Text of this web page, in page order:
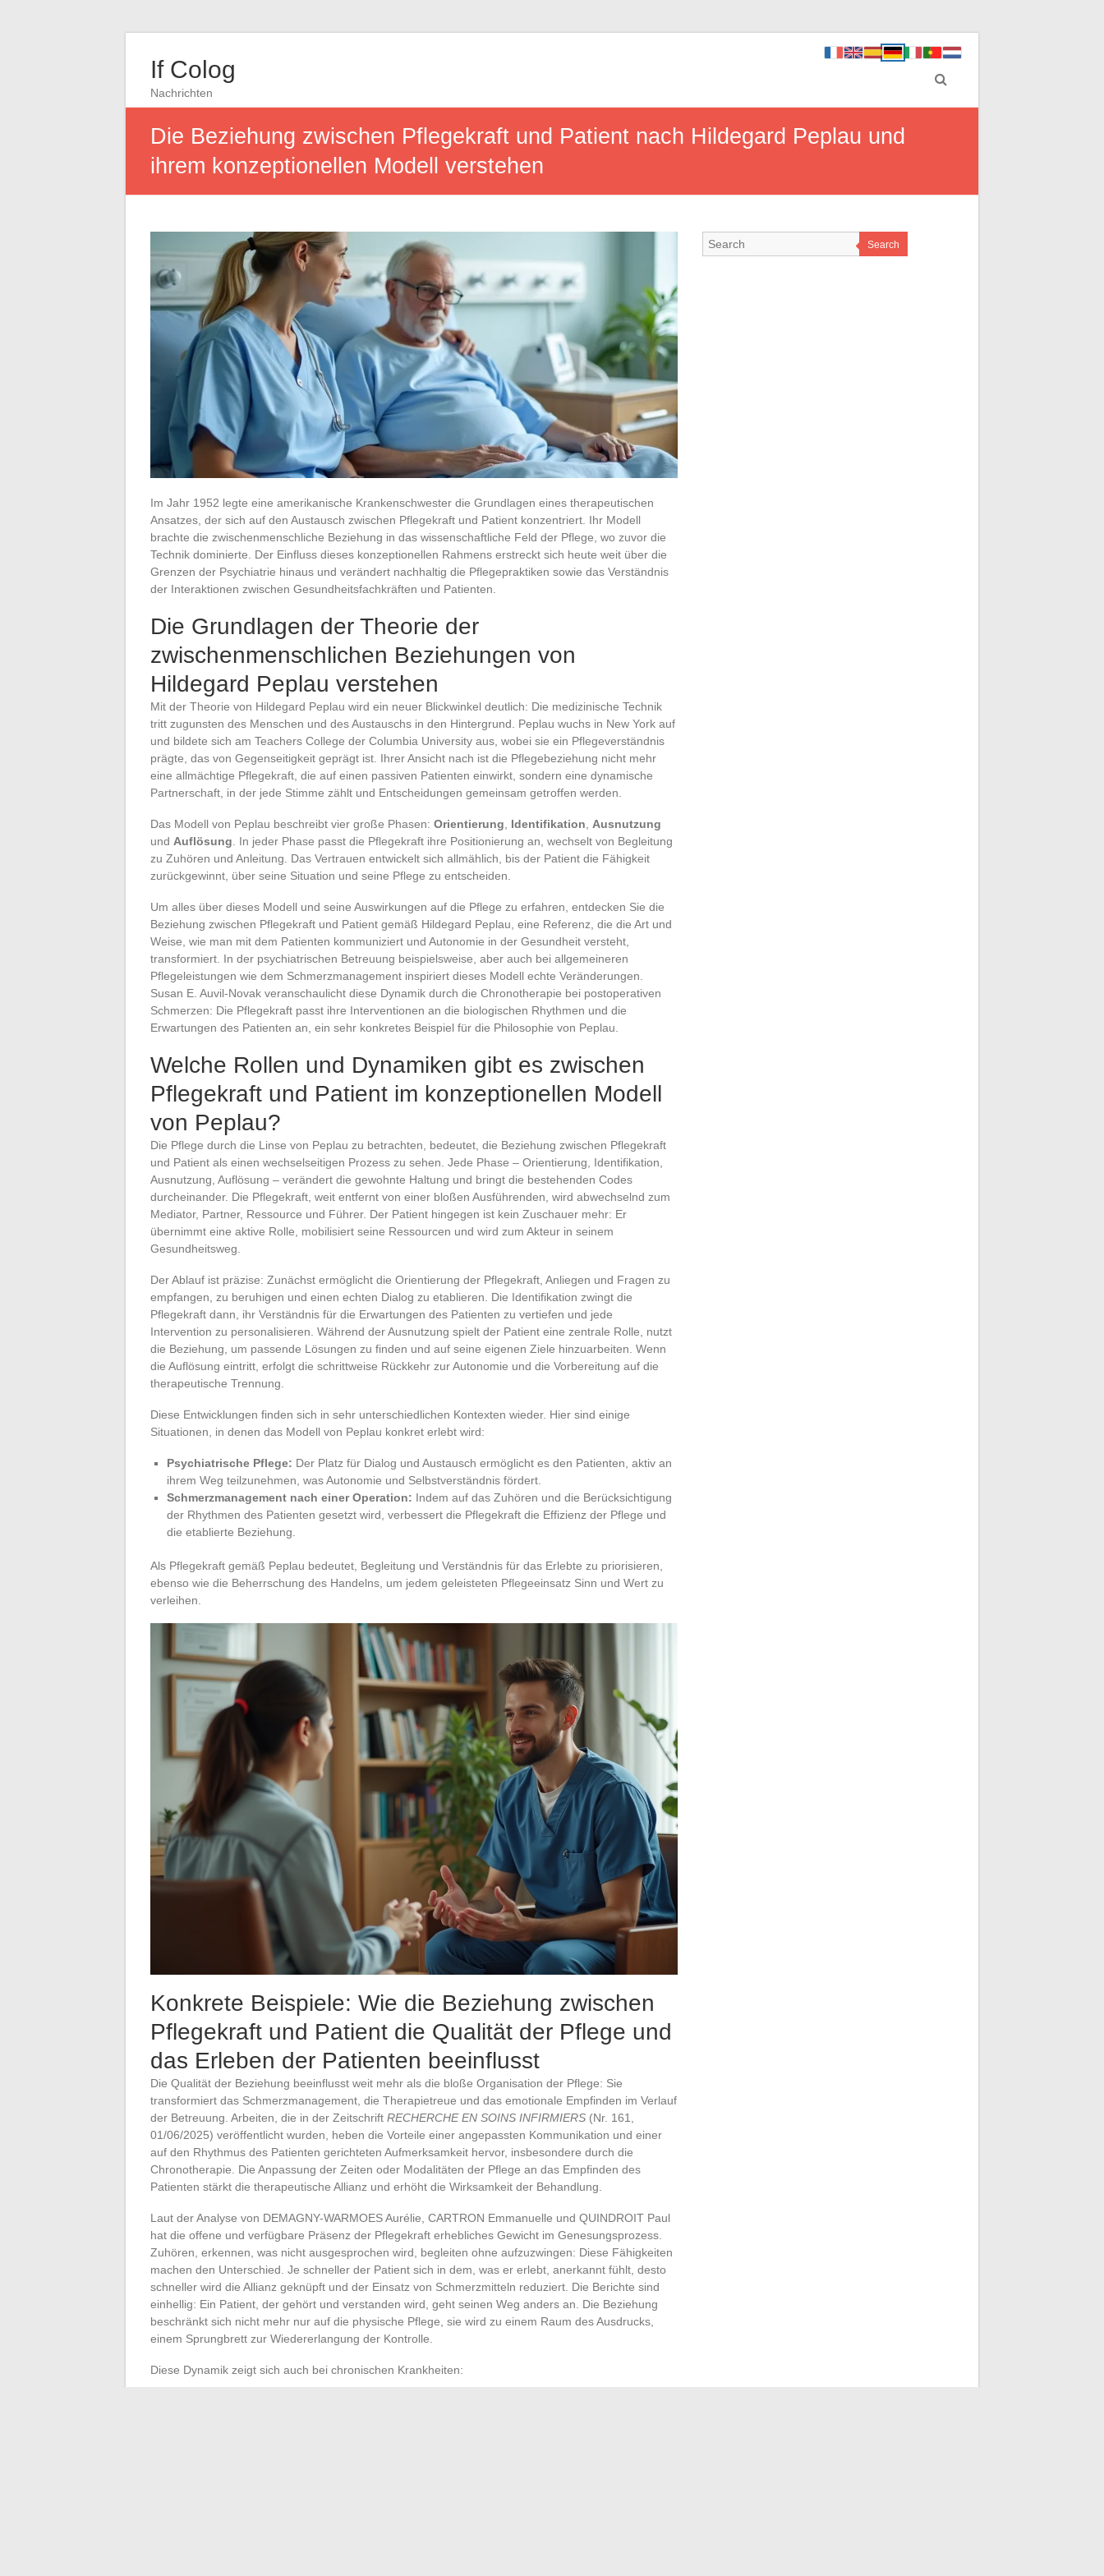
If Colog
Nachrichten
Die Beziehung zwischen Pflegekraft und Patient nach Hildegard Peplau und
ihrem konzeptionellen Modell verstehen
Im Jahr 1952 legte eine amerikanische Krankenschwester die Grundlagen eines therapeutischen
Ansatzes, der sich auf den Austausch zwischen Pflegekraft und Patient konzentriert. Ihr Modell
brachte die zwischenmenschliche Beziehung in das wissenschaftliche Feld der Pflege, wo zuvor die
Technik dominierte. Der Einfluss dieses konzeptionellen Rahmens erstreckt sich heute weit über die
Grenzen der Psychiatrie hinaus und verändert nachhaltig die Pflegepraktiken sowie das Verständnis
der Interaktionen zwischen Gesundheitsfachkräften und Patienten.
Die Grundlagen der Theorie der
zwischenmenschlichen Beziehungen von
Hildegard Peplau verstehen
Mit der Theorie von Hildegard Peplau wird ein neuer Blickwinkel deutlich: Die medizinische Technik
tritt zugunsten des Menschen und des Austauschs in den Hintergrund. Peplau wuchs in New York auf
und bildete sich am Teachers College der Columbia University aus, wobei sie ein Pflegeverständnis
prägte, das von Gegenseitigkeit geprägt ist. Ihrer Ansicht nach ist die Pflegebeziehung nicht mehr
eine allmächtige Pflegekraft, die auf einen passiven Patienten einwirkt, sondern eine dynamische
Partnerschaft, in der jede Stimme zählt und Entscheidungen gemeinsam getroffen werden.
Das Modell von Peplau beschreibt vier große Phasen: Orientierung Identifikation
Ausnutzung
und Auflösung . In jeder Phase passt die Pflegekraft ihre Positionierung an, wechselt von Begleitung
zu Zuhören und Anleitung. Das Vertrauen entwickelt sich allmählich, bis der Patient die Fähigkeit
zurückgewinnt, über seine Situation und seine Pflege zu entscheiden.
Um alles über dieses Modell und seine Auswirkungen auf die Pflege zu erfahren, entdecken Sie die
Beziehung zwischen Pflegekraft und Patient gemäß Hildegard Peplau, eine Referenz, die die Art und
Weise, wie man mit dem Patienten kommuniziert und Autonomie in der Gesundheit versteht,
transformiert. In der psychiatrischen Betreuung beispielsweise, aber auch bei allgemeineren
Pflegeleistungen wie dem Schmerzmanagement inspiriert dieses Modell echte Veränderungen.
Susan E. Auvil-Novak veranschaulicht diese Dynamik durch die Chronotherapie bei postoperativen
Schmerzen: Die Pflegekraft passt ihre Interventionen an die biologischen Rhythmen und die
Erwartungen des Patienten an, ein sehr konkretes Beispiel für die Philosophie von Peplau.
Welche Rollen und Dynamiken gibt es zwischen
Pflegekraft und Patient im konzeptionellen Modell
von Peplau?
Die Pflege durch die Linse von Peplau zu betrachten, bedeutet, die Beziehung zwischen Pflegekraft
und Patient als einen wechselseitigen Prozess zu sehen. Jede Phase – Orientierung, Identifikation,
Ausnutzung, Auflösung – verändert die gewohnte Haltung und bringt die bestehenden Codes
durcheinander. Die Pflegekraft, weit entfernt von einer bloßen Ausführenden, wird abwechselnd zum
Mediator, Partner, Ressource und Führer. Der Patient hingegen ist kein Zuschauer mehr: Er
übernimmt eine aktive Rolle, mobilisiert seine Ressourcen und wird zum Akteur in seinem
Gesundheitsweg.
Der Ablauf ist präzise: Zunächst ermöglicht die Orientierung der Pflegekraft, Anliegen und Fragen zu
empfangen, zu beruhigen und einen echten Dialog zu etablieren. Die Identifikation zwingt die
Pflegekraft dann, ihr Verständnis für die Erwartungen des Patienten zu vertiefen und jede
Intervention zu personalisieren. Während der Ausnutzung spielt der Patient eine zentrale Rolle, nutzt
die Beziehung, um passende Lösungen zu finden und auf seine eigenen Ziele hinzuarbeiten. Wenn
die Auflösung eintritt, erfolgt die schrittweise Rückkehr zur Autonomie und die Vorbereitung auf die
therapeutische Trennung.
Diese Entwicklungen finden sich in sehr unterschiedlichen Kontexten wieder. Hier sind einige
Situationen, in denen das Modell von Peplau konkret erlebt wird:
Psychiatrische Pflege: Der Platz für Dialog und Austausch ermöglicht es den Patienten, aktiv an
ihrem Weg teilzunehmen, was Autonomie und Selbstverständnis fördert.
Schmerzmanagement nach einer Operation: Indem auf das Zuhören und die Berücksichtigung
der Rhythmen des Patienten gesetzt wird, verbessert die Pflegekraft die Effizienz der Pflege und
die etablierte Beziehung.
Als Pflegekraft gemäß Peplau bedeutet, Begleitung und Verständnis für das Erlebte zu priorisieren,
ebenso wie die Beherrschung des Handelns, um jedem geleisteten Pflegeeinsatz Sinn und Wert zu
verleihen.
Konkrete Beispiele: Wie die Beziehung zwischen
Pflegekraft und Patient die Qualität der Pflege und
das Erleben der Patienten beeinflusst
Die Qualität der Beziehung beeinflusst weit mehr als die bloße Organisation der Pflege: Sie
transformiert das Schmerzmanagement, die Therapietreue und das emotionale Empfinden im Verlauf
der Betreuung. Arbeiten, die in der Zeitschrift RECHERCHE EN SOINS INFIRMIERS (Nr. 161,
01/06/2025) veröffentlicht wurden, heben die Vorteile einer angepassten Kommunikation und einer
auf den Rhythmus des Patienten gerichteten Aufmerksamkeit hervor, insbesondere durch die
Chronotherapie. Die Anpassung der Zeiten oder Modalitäten der Pflege an das Empfinden des
Patienten stärkt die therapeutische Allianz und erhöht die Wirksamkeit der Behandlung.
Laut der Analyse von DEMAGNY-WARMOES Aurélie, CARTRON Emmanuelle und QUINDROIT Paul
hat die offene und verfügbare Präsenz der Pflegekraft erhebliches Gewicht im Genesungsprozess.
Zuhören, erkennen, was nicht ausgesprochen wird, begleiten ohne aufzuzwingen: Diese Fähigkeiten
machen den Unterschied. Je schneller der Patient sich in dem, was er erlebt, anerkannt fühlt, desto
schneller wird die Allianz geknüpft und der Einsatz von Schmerzmitteln reduziert. Die Berichte sind
einhellig: Ein Patient, der gehört und verstanden wird, geht seinen Weg anders an. Die Beziehung
beschränkt sich nicht mehr nur auf die physische Pflege, sie wird zu einem Raum des Ausdrucks,
einem Sprungbrett zur Wiedererlangung der Kontrolle.
Diese Dynamik zeigt sich auch bei chronischen Krankheiten:
Search